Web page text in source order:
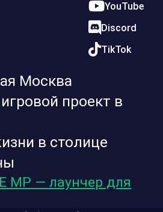
Москва
проект в
в столице
MP — лаунчер для
YouTube
Discord
TikTok